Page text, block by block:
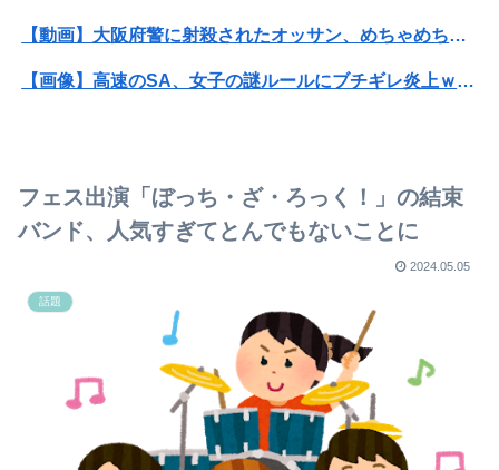
【動画】大阪府警に射殺されたオッサン、めちゃめちゃ苦しそうに死ぬ
【画像】高速のSA、女子の謎ルールにブチギレ炎上ｗｗｗｗｗｗｗｗｗｗｗｗｗ
天音かなたは今頃新入社員としてがんばってるのかな
【画像あり】女子、整形に成功「この形の鼻が全女子の理想だと思う！！」⇒！
フェス出演「ぼっち・ざ・ろっく！」の結束
バンド、人気すぎてとんでもないことに
2024.05.05
話題